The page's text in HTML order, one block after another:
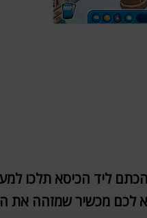
ליד הכיסא תלכו
לכם מכשיר שמזהה